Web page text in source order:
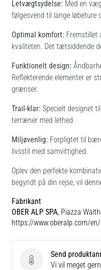
Letvægtsydelse: Med en
følgesvend til lange løbeture
Optimal komfort: Fremstillet
kvaliteten. Det tætsiddende
Funktionelt design:
Reflekterende elementer er
grænser.
Trail-klar: Specielt designet
terræner med lethed.
Miljøvenlig: Forpligtet til
livsstil med samvittighed.
Oplev den perfekte
begyndt på din rejse, vil
Fabrikant
OBER ALP SPA, Piazza
https://www.oberalp.com/
Send
Send
Vi vil meget